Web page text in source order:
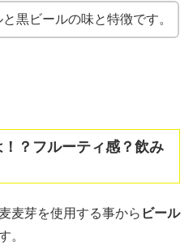
黒ビールの味と特徴です。
？フルーティ感？飲み
麦芽を使用する事から ビール
。